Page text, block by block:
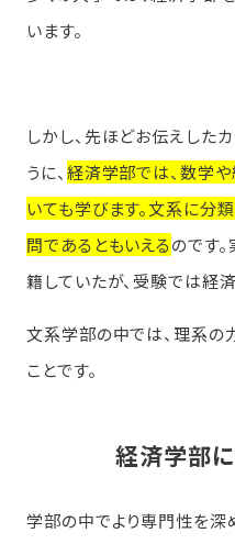
います。
しかし、先ほどお伝えした
うに、 経済学部では、数学
いても学びます。文系に分
問であるともいえるのです
籍していたが、受験では経
文系学部の中では、理系の
ことです。
経済学部
学部の中でより専門性を深